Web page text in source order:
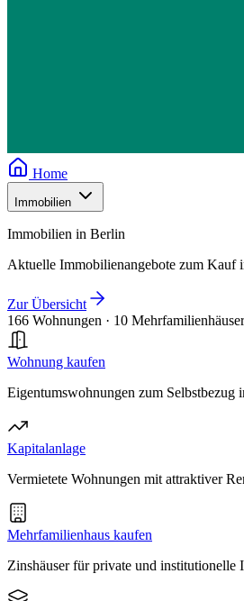
Home
Immobilien
Immobilien in Berlin
Aktuelle Immobilienangebote zum Kauf
Zur Übersicht
166 Wohnungen · 10 Mehrfamilienhäuser
Wohnung kaufen
Eigentumswohnungen zum Selbstbezug
Kapitalanlage
Vermietete Wohnungen mit attraktiver
Mehrfamilienhaus kaufen
Zinshäuser für private und institutionelle